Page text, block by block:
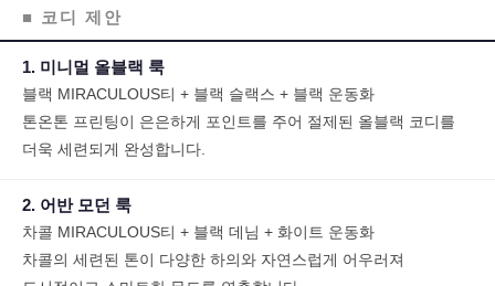
■ 코디 제안
1. 미니멀 올블랙 룩
블랙 MIRACULOUS티 + 블랙 슬랙스 + 블랙 운동화
톤온톤 프린팅이 은은하게 포인트를 주어 절제된 올블랙 코디를
더욱 세련되게 완성합니다.
2. 어반 모던 룩
차콜 MIRACULOUS티 + 블랙 데님 + 화이트 운동화
차콜의 세련된 톤이 다양한 하의와 자연스럽게 어우러져